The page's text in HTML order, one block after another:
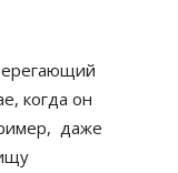
когда он
даже